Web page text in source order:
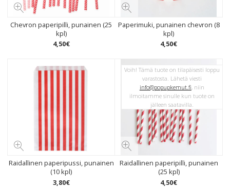
Chevron paperipilli, punainen (25
kpl)
4,50€
Paperimuki, punainen chevron (8
kpl)
4,50€
Raidallinen paperipussi, punainen
(10 kpl)
3,80€
Raidallinen paperipilli, punainen
(25 kpl)
4,50€
Voih! Tämä tuote on tilapäisesti loppu
varastosta. Lähetä viesti
info@popupkemut.fi, niin
ilmoitamme sinulle kun tuote on
jälleen saatavilla.